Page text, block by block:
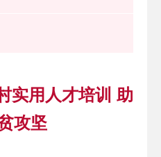
实用人才培训 助
攻坚